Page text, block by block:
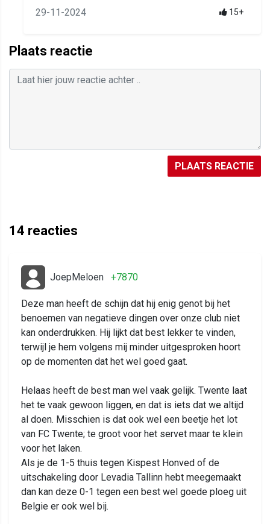
29-11-2024 15+
Plaats reactie
PLAATS REACTIE
14 reacties
JoepMeloen +7870
Deze man heeft de schijn dat hij enig genot bij het
benoemen van negatieve dingen over onze club niet
kan onderdrukken. Hij lijkt dat best lekker te vinden,
terwijl je hem volgens mij minder uitgesproken hoort
op de momenten dat het wel goed gaat.
Helaas heeft de best man wel vaak gelijk. Twente laat
het te vaak gewoon liggen, en dat is iets dat we altijd
al doen. Misschien is dat ook wel een beetje het lot
van FC Twente; te groot voor het servet maar te klein
voor het laken.
Als je de 1-5 thuis tegen Kispest Honved of de
uitschakeling door Levadia Tallinn hebt meegemaakt
dan kan deze 0-1 tegen een best wel goede ploeg uit
Belgie er ook wel bij.